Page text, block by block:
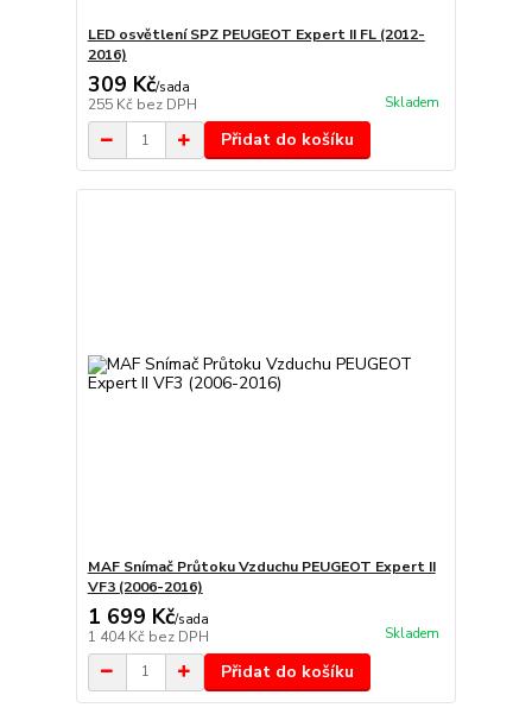
LED osvětlení SPZ PEUGEOT Expert II FL (2012-
2016)
309 Kč/sada
255 Kč bez DPH Skladem
Přidat do košíku
MAF Snímač Průtoku Vzduchu PEUGEOT Expert II
VF3 (2006-2016)
1 699 Kč/sada
1 404 Kč bez DPH Skladem
Přidat do košíku